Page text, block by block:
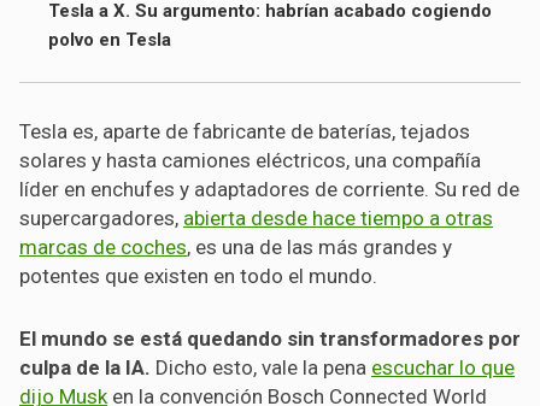
Tesla a X. Su argumento: habrían acabado cogiendo
polvo en Tesla
Tesla es, aparte de fabricante de baterías, tejados
solares y hasta camiones eléctricos, una compañía
líder en enchufes y adaptadores de corriente. Su red de
supercargadores, abierta desde hace tiempo a otras
marcas de coches, es una de las más grandes y
potentes que existen en todo el mundo.
El mundo se está quedando sin transformadores por
culpa de la IA. Dicho esto, vale la pena escuchar lo que
dijo Musken la convención Bosch Connected World